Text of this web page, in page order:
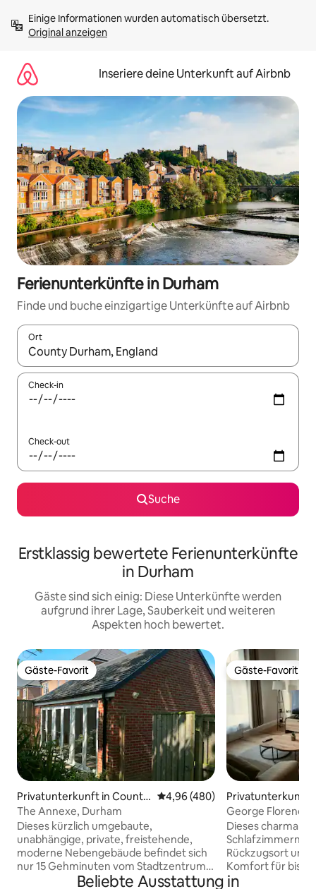
Inhalten
springenOriginal anzeigen
Inseriere deine Unterkunft auf Airbnb
Ferienunterkünfte in Durham
Finde und buche einzigartige Unterkünfte auf Airbnb
Ort
Wenn Ergebnisse verfügbar sind, navigiere mit den
Check-in
Check-out
Suche
Erstklassig bewertete Ferienunterkünfte
in Durham
Gäste sind sich einig: Diese Unterkünfte werden
aufgrund ihrer Lage, Sauberkeit und weiteren
Aspekten hoch bewertet.
Gäste-Favorit
Gäste-Favorit
Privatunterkunft in County
Durham
Durchschnittliche Bewertung:
4,96 (480)
The Annexe, Durham
Dieses kürzlich umgebaute,
unabhängige, private, freistehende,
moderne Nebengebäude befindet sich
nur 15 Gehminuten vom Stadtzentrum
von Durham mit seiner erstklassigen
Gäste-Favorit
Gäste-Favorit
Privatunterkunft
Durham
George Florence
Dieses
Schlafzimmern
Rückzugsort und
Komfort für bis zu 7
Unterkunft
Beliebte Ausstattung in